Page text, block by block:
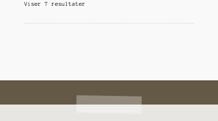
Viser 7 resultater